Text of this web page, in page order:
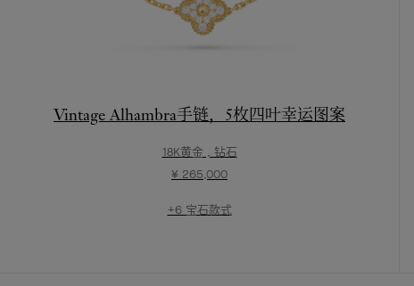
Vintage Alhambra手链，5枚四叶幸运图案
18K黄金 , 钻石
¥ 265,000
+6 宝石款式